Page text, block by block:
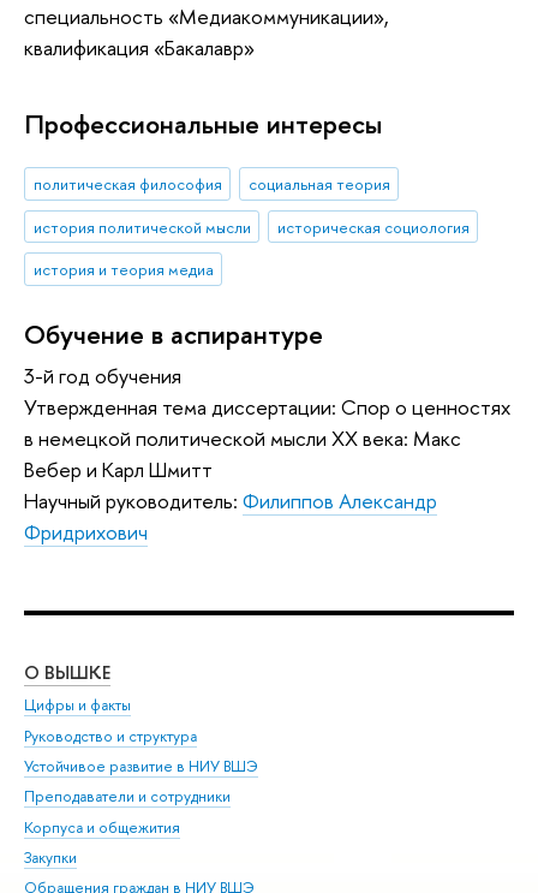
специальность «Медиакоммуникации»,
квалификация «Бакалавр»
Профессиональные интересы
политическая философия
социальная теория
история политической мысли
историческая социология
история и теория медиа
Обучение в аспирантуре
3-й год обучения
Утвержденная тема диссертации: Спор о ценностях
в немецкой политической мысли XX века: Макс
Вебер и Карл Шмитт
Научный руководитель: Филиппов Александр
Фридрихович
О ВЫШКЕ
Цифры и факты
Руководство и структура
Устойчивое развитие в НИУ ВШЭ
Преподаватели и сотрудники
Корпуса и общежития
Закупки
Обращения граждан в НИУ ВШЭ